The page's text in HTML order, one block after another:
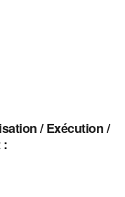
/ Exécution /
: